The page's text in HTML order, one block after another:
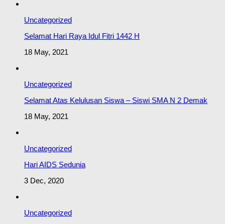
Uncategorized
Selamat Hari Raya Idul Fitri 1442 H
18 May, 2021
Uncategorized
Selamat Atas Kelulusan Siswa – Siswi SMA N 2 Demak
18 May, 2021
Uncategorized
Hari AIDS Sedunia
3 Dec, 2020
Uncategorized